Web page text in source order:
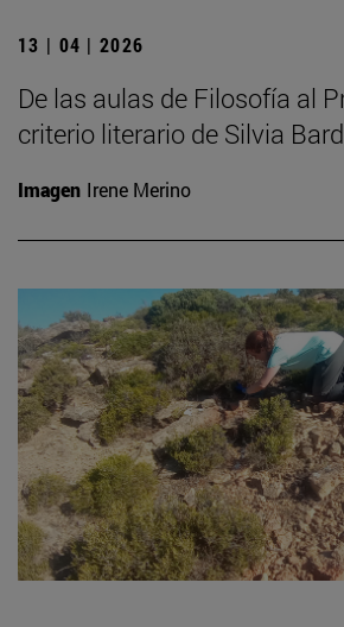
13 | 04 | 2026
De las aulas de Filosofía al
criterio literario de Silvia
Imagen Irene Merino